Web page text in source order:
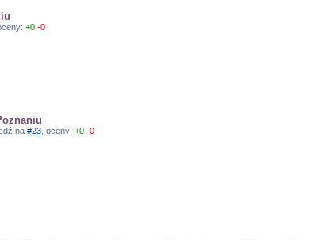
oceny:+0 -0
na#23 , oceny:+0 -0